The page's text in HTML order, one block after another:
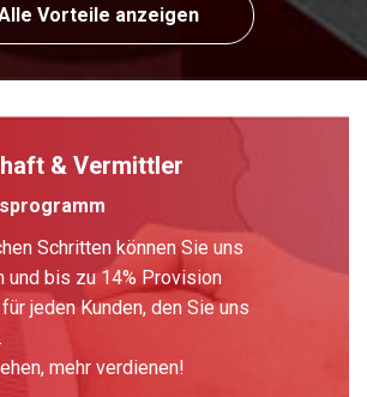
Vorteile anzeigen
& Vermittler
Schritten können Sie uns
und bis zu 14% Provision
jeden Kunden, den Sie uns
mehr verdienen!